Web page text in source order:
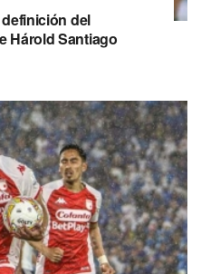
del
Hárold Santiago